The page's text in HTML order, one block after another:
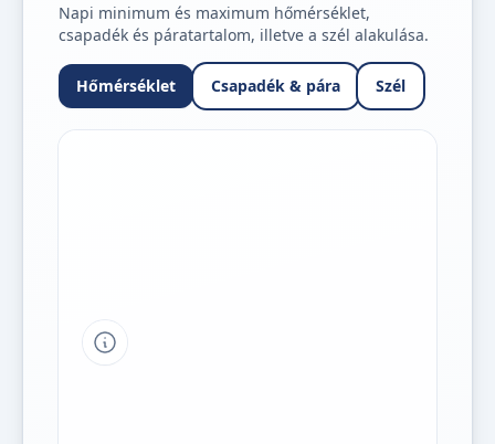
Napi minimum és maximum hőmérséklet,
csapadék és páratartalom, illetve a szél alakulása.
Hőmérséklet Csapadék & pára Szél
Tipp a grafikon jelmagyarázatához